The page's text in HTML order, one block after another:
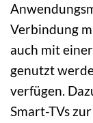
Verbindung
auch mit
genutzt
verfügen.
Smart-TVs